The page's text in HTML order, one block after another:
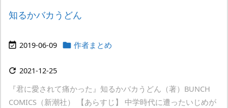
知るかバカうどん
 2019-06-09  作者まとめ
 2021-12-25
『君に愛されて痛かった』知るかバカうどん（著）BUNCH
COMICS（新潮社） 【あらすじ】 中学時代に遭ったいじめが